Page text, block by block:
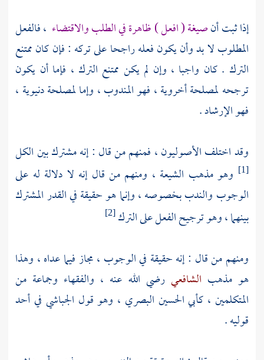
إذا ثبت أنصيغة ( افعل ) ظاهرة في الطلب والاقتضاء ، فالفعل
المطلوب لا بد وأن يكون فعله راجحا على تركه : فإن كان ممتنع
الترك . كان واجبا ، وإن لم يكن ممتنع الترك ، فإما أن يكون
ترجحه لمصلحة أخروية ، فهو المندوب ، وإما لمصلحة دنيوية ،
فهو الإرشاد .
وقد اختلف الأصوليون ، فمنهم من قال : إنه مشترك بين الكل
[1] وهو مذهب الشيعة ، ومنهم من قال إنه لا دلالة له على
الوجوب والندب بخصوصه ، وإنما هو حقيقة في القدر المشترك
بينهما ، وهو ترجيح الفعل على الترك[2]
ومنهم من قال : إنه حقيقة في الوجوب ، مجاز فيما عداه ، وهذا
هو مذهب الشافعيرضي الله عنه ، والفقهاء وجماعة من
المتكلمين ، كأبي الحسين البصري ، وهو قول الجباشي في أحد
قوليه .